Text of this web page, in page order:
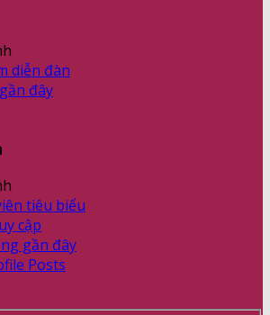
diễn đàn
đây
tiêu biểu
cập
gần đây
Posts